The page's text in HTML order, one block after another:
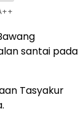
santai pada
Tasyakur